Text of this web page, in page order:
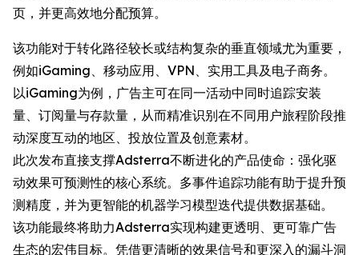
页，并更高效地分配预算。
该功能对于转化路径较长或结构复杂的垂直领域尤为重要，
例如iGaming、移动应用、VPN、实用工具及电子商务。
以iGaming为例，广告主可在同一活动中同时追踪安装
量、订阅量与存款量，从而精准识别在不同用户旅程阶段推
动深度互动的地区、投放位置及创意素材。
此次发布直接支撑Adsterra不断进化的产品使命：强化驱
动效果可预测性的核心系统。多事件追踪功能有助于提升预
测精度，并为更智能的机器学习模型迭代提供数据基础。
该功能最终将助力Adsterra实现构建更透明、更可靠广告
生态的宏伟目标。凭借更清晰的效果信号和更深入的漏斗洞